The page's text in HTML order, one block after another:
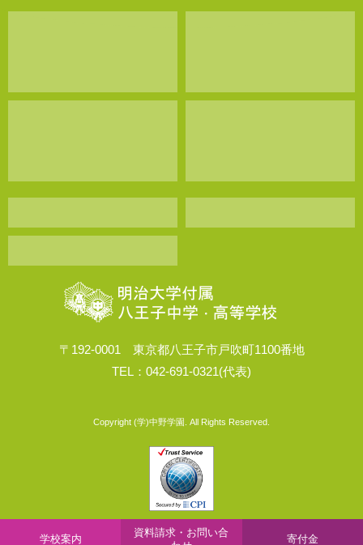
〒192-0001 東京都八王子市戸吹町1100番地
TEL：042-691-0321(代表)
Copyright (学)中野学園. All Rights Reserved.
学校案内
資料請求・お問い合
寄付金